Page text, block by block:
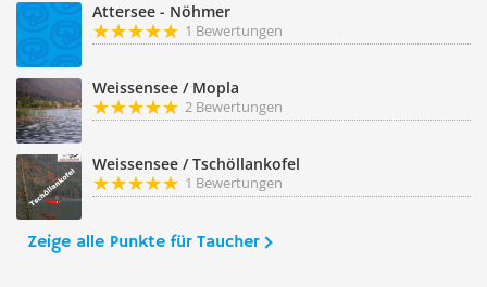
Attersee - Nöhmer
1 Bewertungen
Weissensee / Mopla
2 Bewertungen
Weissensee / Tschöllankofel
1 Bewertungen
Zeige alle Punkte für Taucher